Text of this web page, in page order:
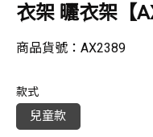
衣架 曬衣架【
商品貨號： AX2389
款式
兒童款